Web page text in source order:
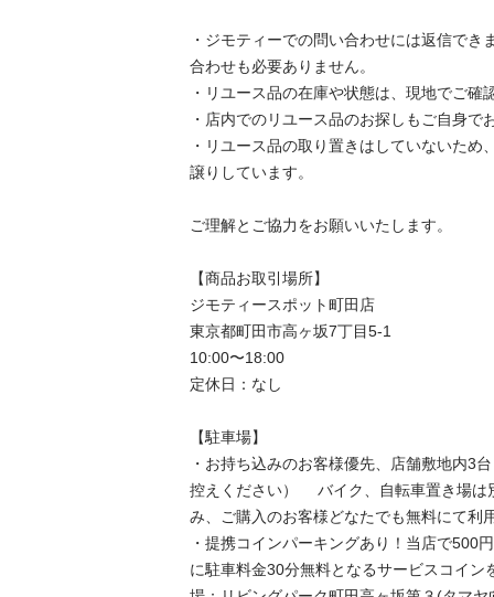
・ジモティーでの問い合わせには返信でき
合わせも必要ありません。
・リユース品の在庫や状態は、現地でご確
・店内でのリユース品のお探しもご自身で
・リユース品の取り置きはしていないため
譲りしています。
ご理解とご協力をお願いいたします。
【商品お取引場所】
ジモティースポット町田店
東京都町田市高ヶ坂7丁目5-1
10:00〜18:00
定休日：なし
【駐⾞場】
・お持ち込みのお客様優先、店舗敷地内3
控えください） 　バイク、自転車置き場
み、ご購入のお客様どなたでも無料にて利
・提携コインパーキングあり！当店で500
に駐車料金30分無料となるサービスコイン